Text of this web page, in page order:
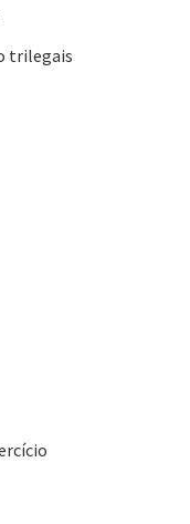
trilegais